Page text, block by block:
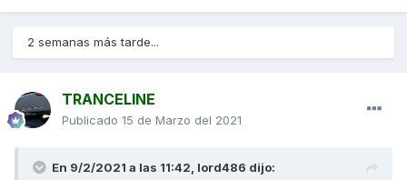
2 semanas más tarde...
TRANCELINE
Publicado 15 de Marzo del 2021
En 9/2/2021 a las 11:42, lord486 dijo: